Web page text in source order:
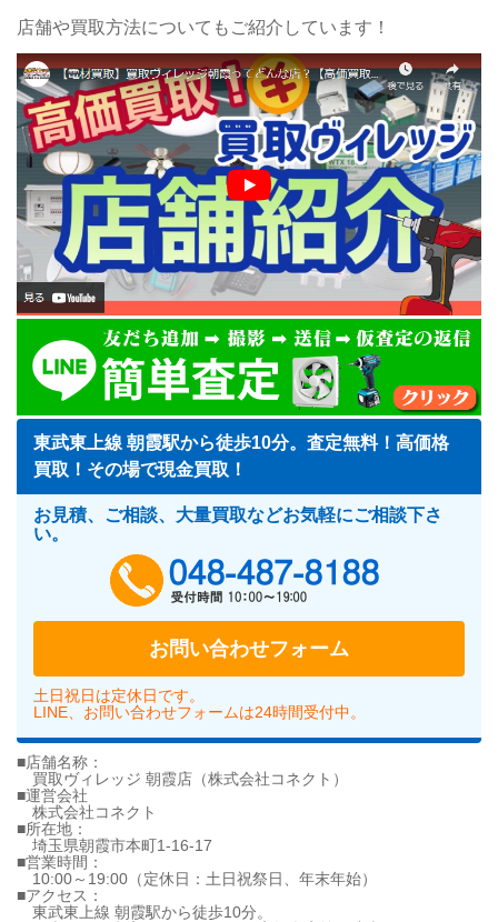
店舗や買取方法についてもご紹介しています！
東武東上線 朝霞駅から徒歩10分。査定無料！高価格
買取！その場で現金買取！
お見積、ご相談、大量買取などお気軽にご相談下さ
い。
お問い合わせフォーム
土日祝日は定休日です。
LINE、お問い合わせフォームは24時間受付中。
■店舗名称：
買取ヴィレッジ 朝霞店（株式会社コネクト）
■運営会社
株式会社コネクト
■所在地：
埼玉県朝霞市本町1-16-17
■営業時間：
10:00～19:00（定休日：土日祝祭日、年末年始）
■アクセス：
東武東上線 朝霞駅から徒歩10分。